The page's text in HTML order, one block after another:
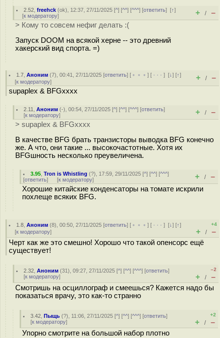
2.52 ,freehck (ok), 12:37, 27/11/2025 [^] [^^] [^^^] [ответить][↑]
[к модератору] + / –
> Кому то совсем нефиг делать :(
Запуск DOOM на всякой херне -- это древний
хакерский вид спорта. =)
1.7 ,Аноним (7), 00:41, 27/11/2025 [ответить] [ ﹢﹢﹢] [ · · ·][↓] [↑]
[к модератору] + / –
supaplex & BFGxxxx
2.11 ,Аноним (-), 00:54, 27/11/2025 [^] [^^] [^^^] [ответить]
[к модератору] + / –
> supaplex & BFGxxxx
В качестве BFG брать транзисторы выводка BFG конечно
же. А что, они такие ... высокочастотные. Хотя их
BFGшность несколько преувеличена.
3.95 ,Tron is Whistling (?), 17:59, 29/11/2025 [^] [^^] [^^^]
[ответить] [к модератору] + / –
Хорошие китайские конденсаторы на томате искрили
похлеще всяких BFG.
1.8 ,Аноним (8), 00:50, 27/11/2025 [ответить] [ ﹢﹢﹢] [ · · ·][↓] [↑]
[к модератору]
+4
+ / –
Черт как же это смешно! Хорошо что такой опенсорс ещё
существует!
2.32 ,Аноним (31), 09:27, 27/11/2025 [^] [^^] [^^^] [ответить]
[к модератору]
–2
+ / –
Смотришь на осциллограф и смеешься? Кажется надо бы
показаться врачу, это как-то странно
3.42 ,Пыщь (?), 11:06, 27/11/2025 [^] [^^] [^^^] [ответить]
[к модератору]
+2
+ / –
Упорно смотрите на большой набор плотно